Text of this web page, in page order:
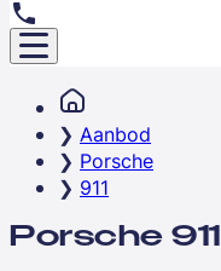
Aanbod
Porsche
911
Porsche 911